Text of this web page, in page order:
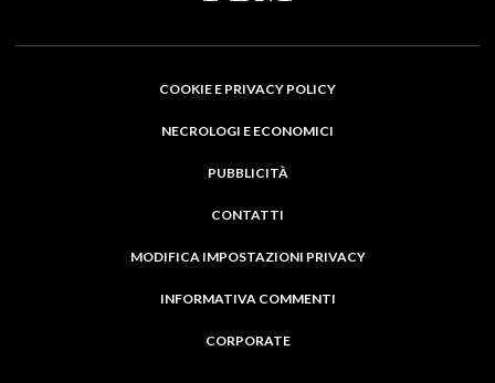
COOKIE E PRIVACY POLICY
NECROLOGI E ECONOMICI
PUBBLICITÀ
CONTATTI
MODIFICA IMPOSTAZIONI PRIVACY
INFORMATIVA COMMENTI
CORPORATE